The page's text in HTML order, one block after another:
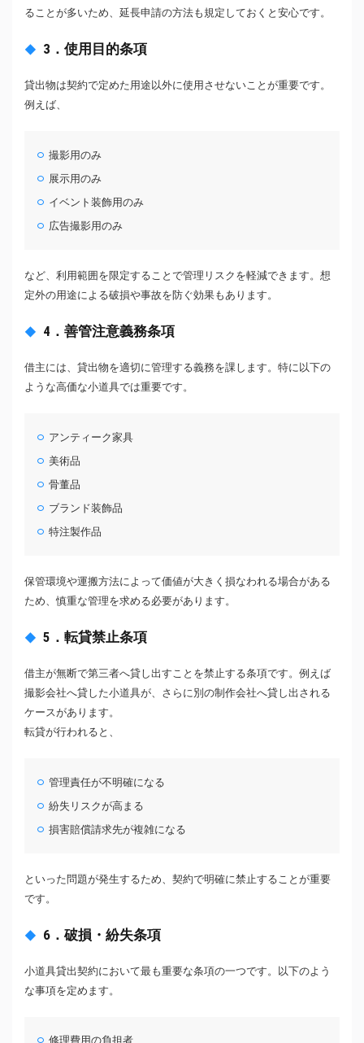
ることが多いため、延長申請の方法も規定しておくと安心です。
3．使用目的条項
貸出物は契約で定めた用途以外に使用させないことが重要です。
例えば、
撮影用のみ
展示用のみ
イベント装飾用のみ
広告撮影用のみ
など、利用範囲を限定することで管理リスクを軽減できます。想
定外の用途による破損や事故を防ぐ効果もあります。
4．善管注意義務条項
借主には、貸出物を適切に管理する義務を課します。特に以下の
ような高価な小道具では重要です。
アンティーク家具
美術品
骨董品
ブランド装飾品
特注製作品
保管環境や運搬方法によって価値が大きく損なわれる場合がある
ため、慎重な管理を求める必要があります。
5．転貸禁止条項
借主が無断で第三者へ貸し出すことを禁止する条項です。例えば
撮影会社へ貸した小道具が、さらに別の制作会社へ貸し出される
ケースがあります。
転貸が行われると、
管理責任が不明確になる
紛失リスクが高まる
損害賠償請求先が複雑になる
といった問題が発生するため、契約で明確に禁止することが重要
です。
6．破損・紛失条項
小道具貸出契約において最も重要な条項の一つです。以下のよう
な事項を定めます。
修理費用の負担者